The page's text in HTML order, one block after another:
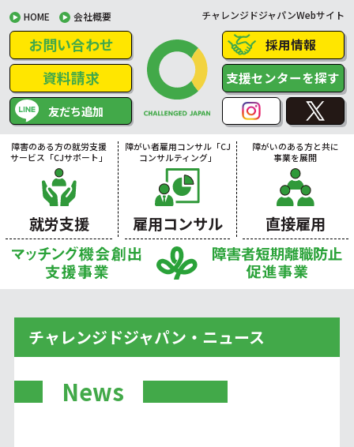
HOME 会社概要 チャレンジドジャパンWebサイト
お問い合わせ
資料請求
友だち追加
採用情報
支援センターを探す
障害のある方の就労支援
サービス「CJサポート」
就労支援
障がい者雇用コンサル「CJ
コンサルティング」
雇用コンサル
障がいのある方と共に
事業を展開
直接雇用
チャレンジドジャパン・ニュース
News